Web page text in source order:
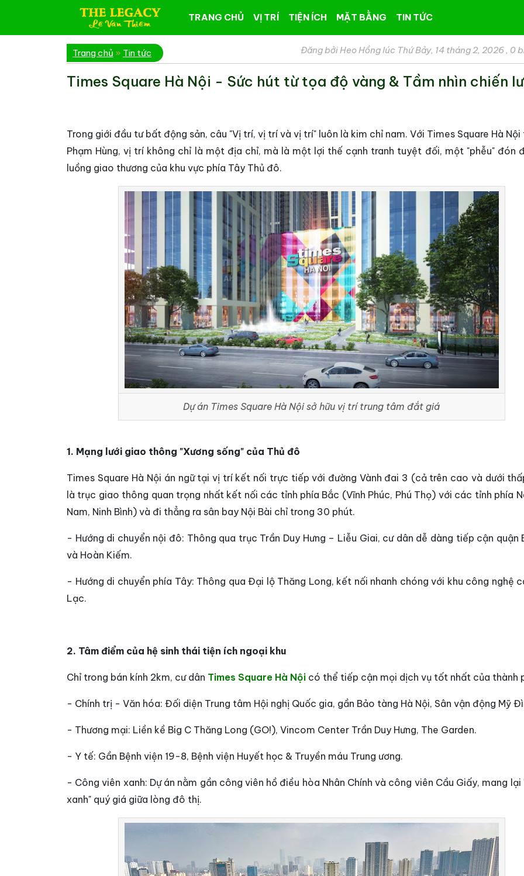
TRANG CHỦ VỊ TRÍ TIỆN ÍCH MẶT BẰNG TIN TỨC
Trang chủ » Tin tức Đăng bởi Heo Hồng lúc Thứ Bảy, 14 tháng 2, 2026, 0
Times Square Hà Nội - Sức hút từ tọa độ vàng & Tầm nhìn chiến
Trong giới đầu tư bất động sản, câu "Vị trí, vị trí và vị trí" luôn là kim chỉ nam. Với Times Square Hà Nội
Phạm Hùng, vị trí không chỉ là một địa chỉ, mà là một lợi thế cạnh tranh tuyệt đối, một "phễu" đón
luồng giao thương của khu vực phía Tây Thủ đô.
Dự án Times Square Hà Nội sở hữu vị trí trung tâm đắt giá
1. Mạng lưới giao thông "Xương sống" của Thủ đô
Times Square Hà Nội án ngữ tại vị trí kết nối trực tiếp với đường Vành đai 3 (cả trên cao và dưới
là trục giao thông quan trọng nhất kết nối các tỉnh phía Bắc (Vĩnh Phúc, Phú Thọ) với các tỉnh phía
Nam, Ninh Bình) và đi thẳng ra sân bay Nội Bài chỉ trong 30 phút.
- Hướng di chuyển nội đô: Thông qua trục Trần Duy Hưng – Liễu Giai, cư dân dễ dàng tiếp cận quận
và Hoàn Kiếm.
- Hướng di chuyển phía Tây: Thông qua Đại lộ Thăng Long, kết nối nhanh chóng với khu công nghệ
Lạc.
2. Tâm điểm của hệ sinh thái tiện ích ngoại khu
Chỉ trong bán kính 2km, cư dân Times Square Hà Nội có thể tiếp cận mọi dịch vụ tốt nhất của thành
- Chính trị - Văn hóa: Đối diện Trung tâm Hội nghị Quốc gia, gần Bảo tàng Hà Nội, Sân vận động Mỹ
- Thương mại: Liền kề Big C Thăng Long (GO!), Vincom Center Trần Duy Hưng, The Garden.
- Y tế: Gần Bệnh viện 19-8, Bệnh viện Huyết học & Truyền máu Trung ương.
- Công viên xanh: Dự án nằm gần công viên hồ điều hòa Nhân Chính và công viên Cầu Giấy, mang lại
xanh" quý giá giữa lòng đô thị.